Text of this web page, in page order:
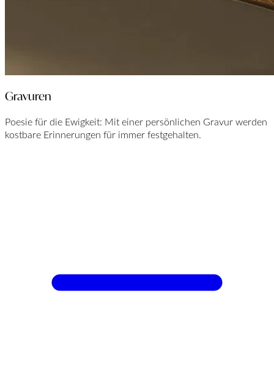
Gravuren
Poesie für die Ewigkeit: Mit einer persönlichen Gravur werden
kostbare Erinnerungen für immer festgehalten.